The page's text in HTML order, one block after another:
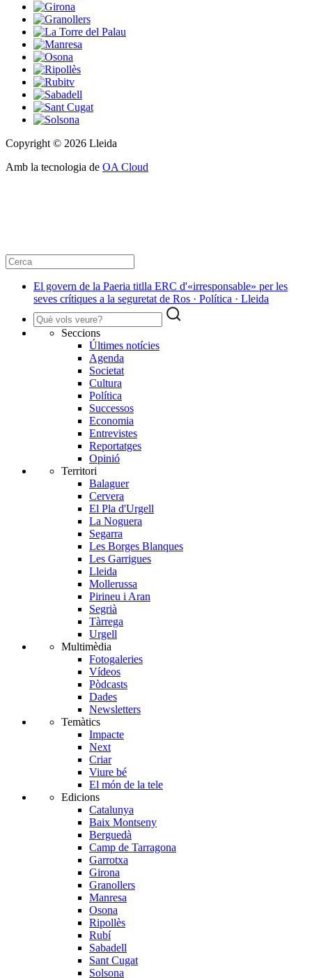
Copyright © 2026 Lleida
Amb la tecnologia de OA Cloud
El govern de la Paeria titlla ERC d'«irresponsable» per les
seves crítiques a la seguretat de Ros · Política · Lleida
Seccions
Últimes notícies
Agenda
Societat
Cultura
Política
Successos
Economia
Entrevistes
Reportatges
Opinió
Territori
Balaguer
Cervera
El Pla d'Urgell
La Noguera
Segarra
Les Borges Blanques
Les Garrigues
Lleida
Mollerussa
Pirineu i Aran
Segrià
Tàrrega
Urgell
Multimèdia
Fotogaleries
Vídeos
Pòdcasts
Dades
Newsletters
Temàtics
Impacte
Next
Criar
Viure bé
El món de la tele
Edicions
Catalunya
Baix Montseny
Berguedà
Camp de Tarragona
Garrotxa
Girona
Granollers
Manresa
Osona
Ripollès
Rubí
Sabadell
Sant Cugat
Solsona